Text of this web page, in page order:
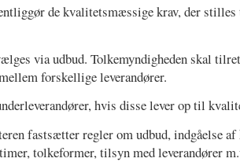
de kvalitetsmæssige krav, der
via udbud. Tolkemyndigheden skal
forskellige leverandører.
hvis disse lever op til
fastsætter regler om udbud, indgåelse
tolkeformer, tilsyn med leverandører